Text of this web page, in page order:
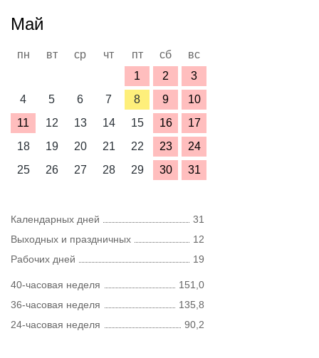
Май
пн вт ср чт пт сб
вс
1
2
3
4
5 6 7 8 9
10
11
12 13 14 15 16
17
18
19 20 21 22 23
24
25
26 27 28 29 30 31
Календарных дней
31
Выходных и праздничных
12
Рабочих дней
19
40-часовая неделя
151,0
36-часовая неделя
135,8
24-часовая неделя
90,2